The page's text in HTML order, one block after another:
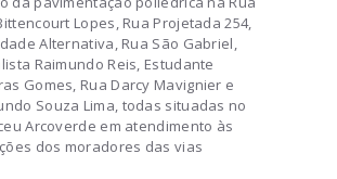
Lopes, Rua Projetada 254,
Alternativa, Rua São Gabriel,
Raimundo Reis, Estudante
Gomes, Rua Darcy Mavignier e
Souza Lima, todas situadas no
Arcoverde em atendimento às
dos moradores das vias